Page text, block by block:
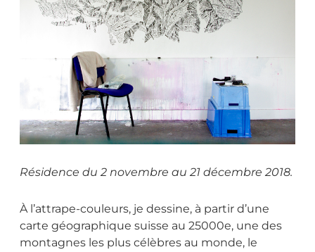
Résidence du 2 novembre au 21 décembre 2018.
À l’attrape-couleurs, je dessine, à partir d’une
carte géographique suisse au 25000e, une des
montagnes les plus célèbres au monde, le